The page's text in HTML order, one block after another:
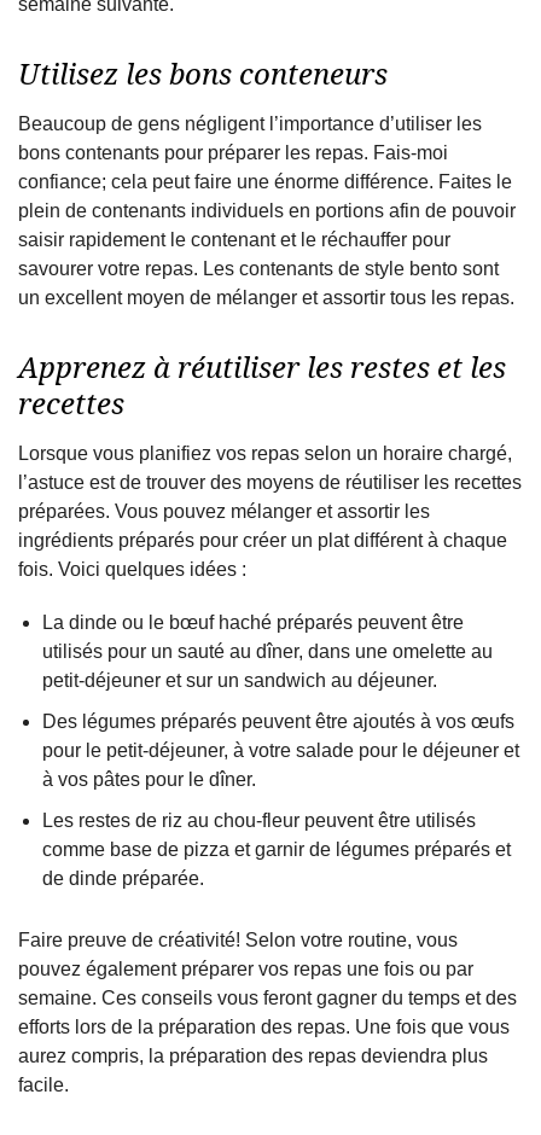
semaine suivante.
Utilisez les bons conteneurs
Beaucoup de gens négligent l’importance d’utiliser les
bons contenants pour préparer les repas. Fais-moi
confiance; cela peut faire une énorme différence. Faites le
plein de contenants individuels en portions afin de pouvoir
saisir rapidement le contenant et le réchauffer pour
savourer votre repas. Les contenants de style bento sont
un excellent moyen de mélanger et assortir tous les repas.
Apprenez à réutiliser les restes et les
recettes
Lorsque vous planifiez vos repas selon un horaire chargé,
l’astuce est de trouver des moyens de réutiliser les recettes
préparées. Vous pouvez mélanger et assortir les
ingrédients préparés pour créer un plat différent à chaque
fois. Voici quelques idées :
La dinde ou le bœuf haché préparés peuvent être
utilisés pour un sauté au dîner, dans une omelette au
petit-déjeuner et sur un sandwich au déjeuner.
Des légumes préparés peuvent être ajoutés à vos œufs
pour le petit-déjeuner, à votre salade pour le déjeuner et
à vos pâtes pour le dîner.
Les restes de riz au chou-fleur peuvent être utilisés
comme base de pizza et garnir de légumes préparés et
de dinde préparée.
Faire preuve de créativité! Selon votre routine, vous
pouvez également préparer vos repas une fois ou par
semaine. Ces conseils vous feront gagner du temps et des
efforts lors de la préparation des repas. Une fois que vous
aurez compris, la préparation des repas deviendra plus
facile.